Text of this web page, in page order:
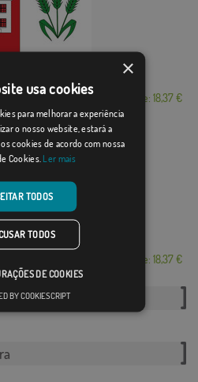
Desde: 18,37 €
Desde: 18,37 €
×
usa cookies
para melhorar a experiência
o nosso website, estará a
cookies de acordo com nossa
Cookies. Ler mais
TODOS
TODOS
DE COOKIES
BY COOKIESCRIPT